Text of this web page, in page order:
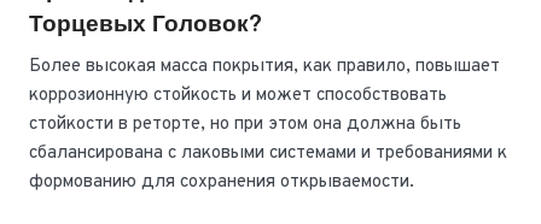
Торцевых Головок?
Более высокая масса покрытия, как правило, повышает
коррозионную стойкость и может способствовать
стойкости в реторте, но при этом она должна быть
сбалансирована с лаковыми системами и требованиями к
формованию для сохранения открываемости.